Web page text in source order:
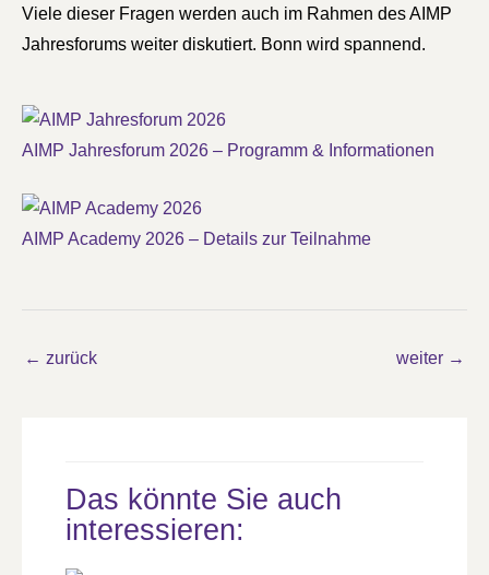
Viele dieser Fragen werden auch im Rahmen des AIMP
Jahresforums weiter diskutiert. Bonn wird spannend.
AIMP Jahresforum 2026 – Programm & Informationen
AIMP Academy 2026 – Details zur Teilnahme
← zurück weiter →
Das könnte Sie auch
interessieren: